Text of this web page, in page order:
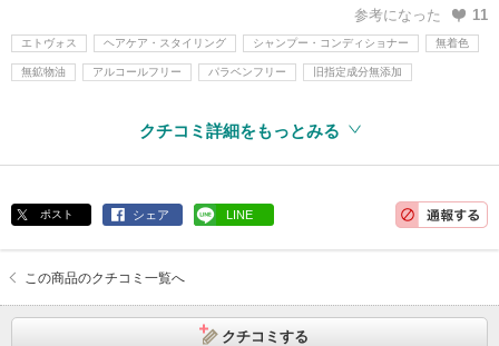
参考になった 11
エトヴォス ヘアケア・スタイリング シャンプー・コンディショナー 無着色
無鉱物油 アルコールフリー パラベンフリー 旧指定成分無添加
クチコミ詳細をもっとみる
ポスト シェア LINE
この商品のクチコミ一覧へ
クチコミする